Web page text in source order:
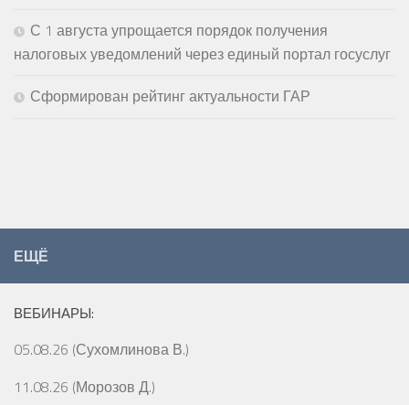
С 1 августа упрощается порядок получения
налоговых уведомлений через единый портал госуслуг
Сформирован рейтинг актуальности ГАР
ЕЩЁ
ВЕБИНАРЫ:
05.08.26 (Сухомлинова В.)
11.08.26 (Морозов Д.)